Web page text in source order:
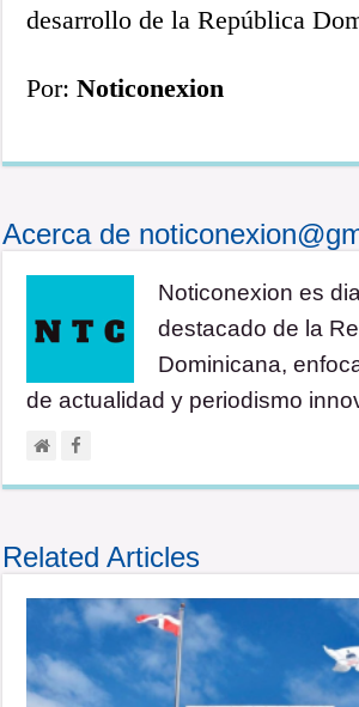
desarrollo de la República
Por: Noticonexion
Acerca de
Noticonexion es
destacado de la
Dominicana,
de actualidad y periodismo
Related Articles